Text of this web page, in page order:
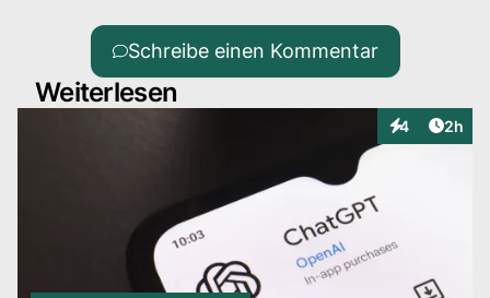
Schreibe einen Kommentar
Weiterlesen
4
Interaktionen
2h